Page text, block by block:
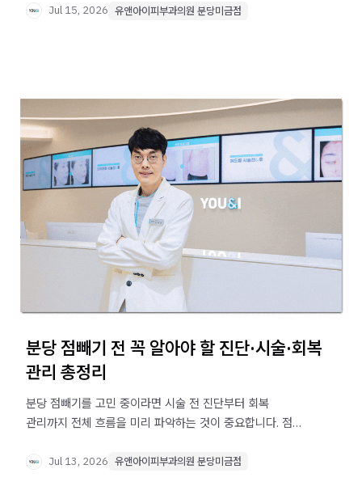
Jul 15, 2026 유앤아이피부과의원 분당미금점
분당 점빼기 전 꼭 알아야 할 진단·시술·회복
관리 총정리
분당 점빼기를 고민 중이라면 시술 전 진단부터 회복
관리까지 전체 흐름을 미리 파악하는 것이 중요합니다. 점의
핵심 정보를 정리했습니다.
Jul 13, 2026 유앤아이피부과의원 분당미금점